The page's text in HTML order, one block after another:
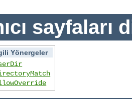
sayfaları
Yönergeler